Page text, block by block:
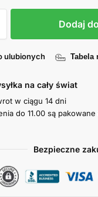
Dodaj
ulubionych Tabela
na cały świat
w ciągu 14 dni
do 11.00 są
Bezpieczne